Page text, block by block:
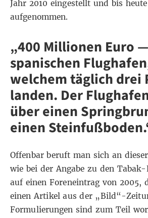
Jahr 2010 eingestellt und bis
aufgenommen.
„400 Millionen Euro
spanischen
welchem täglich drei
landen. Der
über einen
einen
Offenbar beruft man sich an
wie bei der Angabe zu den Tabak-
auf einenForeneintrag von 2005,
einen Artikel aus der „Bild“-
Formulierungen sind zum Teil